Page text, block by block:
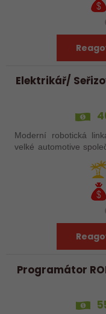
Elektrikář/
Moderní robotická
velké automotive
Programátor